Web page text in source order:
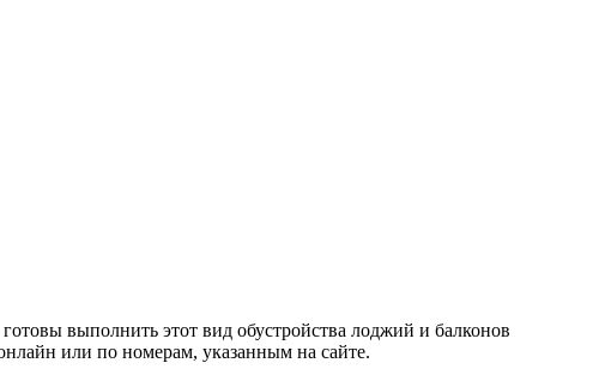
выполнить этот вид обустройства лоджий и балконов
или по номерам, указанным на сайте.